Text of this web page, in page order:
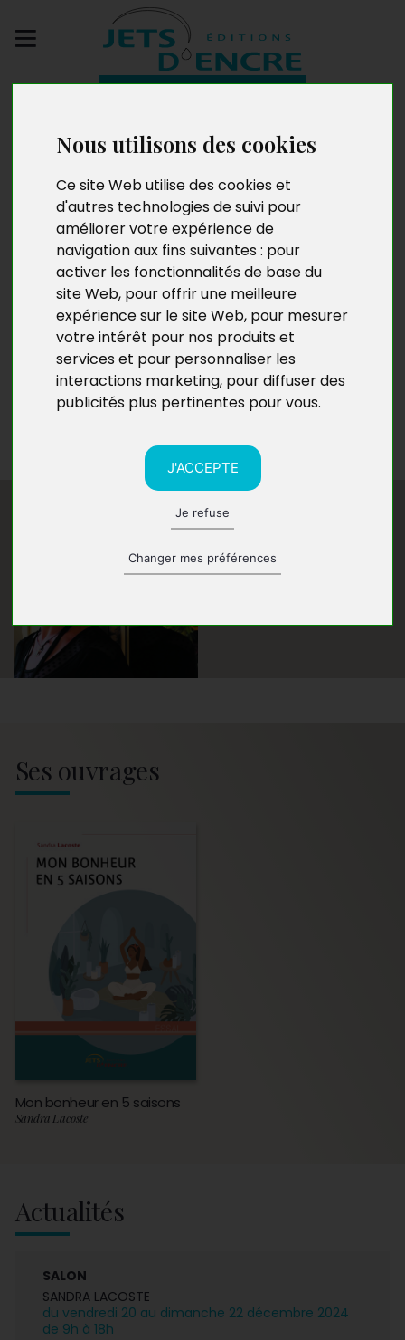
Nous utilisons des cookies
Ce site Web utilise des cookies et
d'autres technologies de suivi pour
améliorer votre expérience de
navigation aux fins suivantes : pour
activer les fonctionnalités de base du
site Web, pour offrir une meilleure
expérience sur le site Web, pour mesurer
votre intérêt pour nos produits et
services et pour personnaliser les
interactions marketing, pour diffuser des
publicités plus pertinentes pour vous.
J'ACCEPTE
Je refuse
Changer mes préférences
Sandra Lacoste
Originaire du Var, Sandra Lacoste a posé ses valises à
Isola 2000 pendant dix-huit années. Elle a prodigué des
soins ayurvédiques et est devenue naturopathe,
conseillère en image et Professeur de yoga. Vivre à
2000 mètres d’altitude vous permet de comprendre le
cycle des saisons. C’est là, dans cet écrin de nature où
la faune et la flore sont préservées, que les marches
méditatives et la sylvothérapie ont pris tout leur sens.
a été conçu.
Ses ouvrages
Mon bonheur en 5 saisons
Sandra Lacoste
Actualités
SALON
SANDRA LACOSTE
du vendredi 20 au dimanche 22 décembre 2024
de 9h à 18h